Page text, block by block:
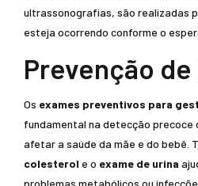
ultrassonografias, são realizadas
esteja ocorrendo conforme o
Prevenção
Os exames preventivos para
fundamental na detecção precoce
afetar a saúde da mãe e do bebê.
colesterol e o exame de urina
problemas metabólicos ou